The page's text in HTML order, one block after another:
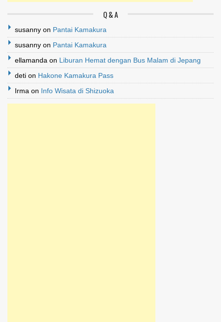
Q & A
susanny on Pantai Kamakura
susanny on Pantai Kamakura
ellamanda on Liburan Hemat dengan Bus Malam di Jepang
deti on Hakone Kamakura Pass
Irma on Info Wisata di Shizuoka